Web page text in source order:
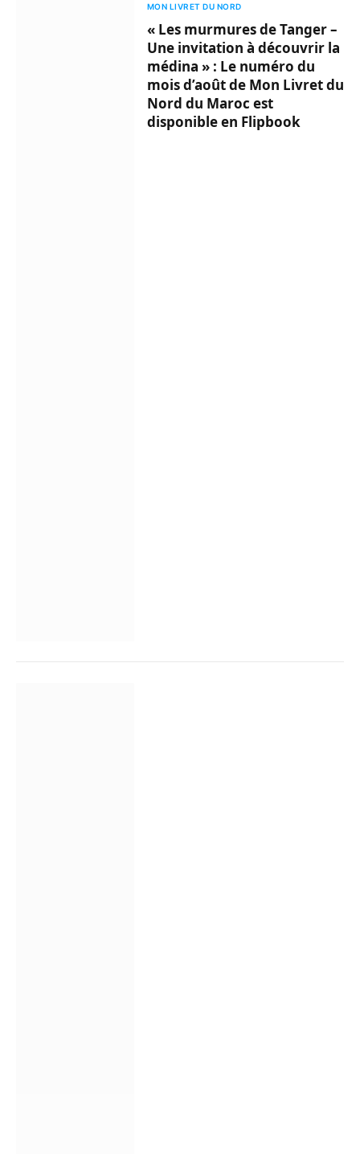
MON LIVRET DU NORD
« Les murmures de Tanger –
Une invitation à découvrir la
médina » : Le numéro du
mois d’août de Mon Livret du
Nord du Maroc est
disponible en Flipbook